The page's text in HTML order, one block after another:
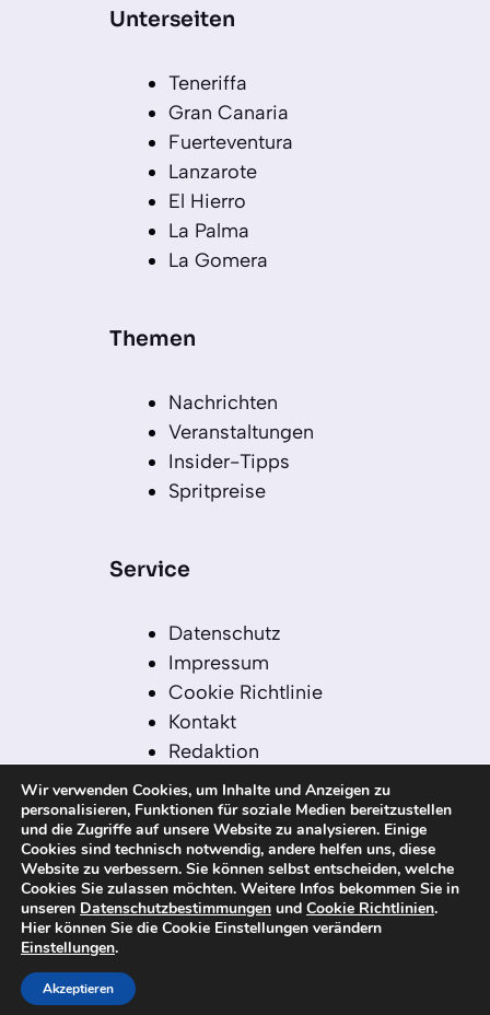
Unterseiten
Teneriffa
Gran Canaria
Fuerteventura
Lanzarote
El Hierro
La Palma
La Gomera
Themen
Nachrichten
Veranstaltungen
Insider-Tipps
Spritpreise
Service
Datenschutz
Impressum
Cookie Richtlinie
Kontakt
Redaktion
Redaktionelle Leitlinien
Sitemap
Einsatz von KI in der
Redaktion
© 2026 kanaren-nachrichten.com – Alle
Rechte vorbehalten
Wir verwenden Cookies, um Inhalte und Anzeigen zu
personalisieren, Funktionen für soziale Medien bereitzustellen
und die Zugriffe auf unsere Website zu analysieren. Einige
Cookies sind technisch notwendig, andere helfen uns, diese
Website zu verbessern. Sie können selbst entscheiden, welche
Cookies Sie zulassen möchten. Weitere Infos bekommen Sie in
unseren Datenschutzbestimmungen und Cookie Richtlinien.
Hier können Sie die Cookie Einstellungen verändern
Einstellungen.
Akzeptieren